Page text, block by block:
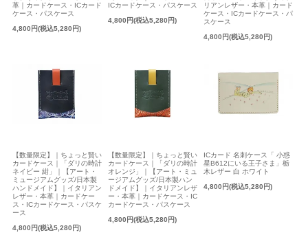
革｜カードケース・ICカード
ケース・パスケース
4,800円(税込5,280円)
ICカードケース・パスケース
4,800円(税込5,280円)
リアンレザー・本革｜カード
ケース・ICカードケース・パ
スケース
4,800円(税込5,280円)
【数量限定】｜ちょっと賢い
カードケース｜「ダリの時計
ネイビー 紺」｜【アート・
ミュージアムグッズ/日本製
ハンドメイド】｜イタリアン
レザー・本革｜カードケー
ス・ICカードケース・パスケ
ース
4,800円(税込5,280円)
【数量限定】｜ちょっと賢い
カードケース｜「ダリの時計
オレンジ」｜【アート・ミュ
ージアムグッズ/日本製ハン
ドメイド】｜イタリアンレザ
ー・本革｜カードケース・IC
カードケース・パスケース
4,800円(税込5,280円)
ICカード 名刺ケース「 小惑
星B612にいる王子さま」栃
木レザー 白 ホワイト
4,800円(税込5,280円)